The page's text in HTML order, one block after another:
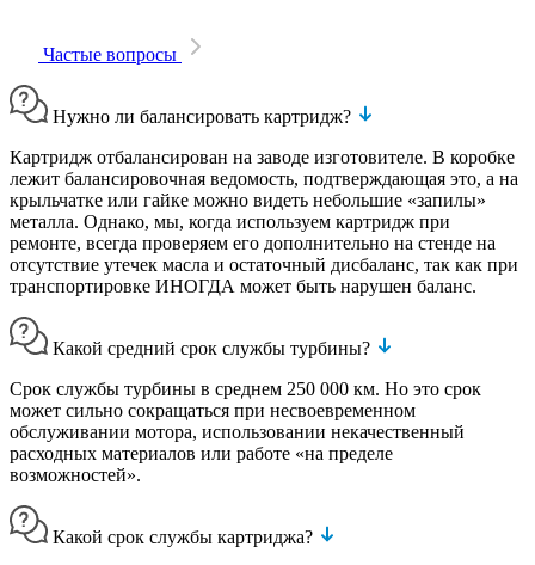
Частые вопросы
Нужно ли балансировать картридж?
Картридж отбалансирован на заводе изготовителе. В коробке
лежит балансировочная ведомость, подтверждающая это, а на
крыльчатке или гайке можно видеть небольшие «запилы»
металла. Однако, мы, когда используем картридж при
ремонте, всегда проверяем его дополнительно на стенде на
отсутствие утечек масла и остаточный дисбаланс, так как при
транспортировке ИНОГДА может быть нарушен баланс.
Какой средний срок службы турбины?
Срок службы турбины в среднем 250 000 км. Но это срок
может сильно сокращаться при несвоевременном
обслуживании мотора, использовании некачественный
расходных материалов или работе «на пределе
возможностей».
Какой срок службы картриджа?